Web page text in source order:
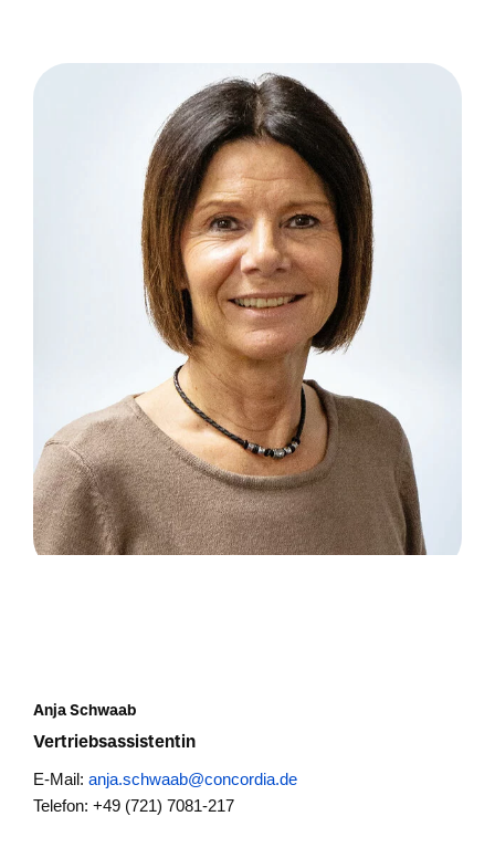
Anja Schwaab
Vertriebsassistentin
E-Mail: anja.schwaab@concordia.de
Telefon: +49 (721) 7081-217